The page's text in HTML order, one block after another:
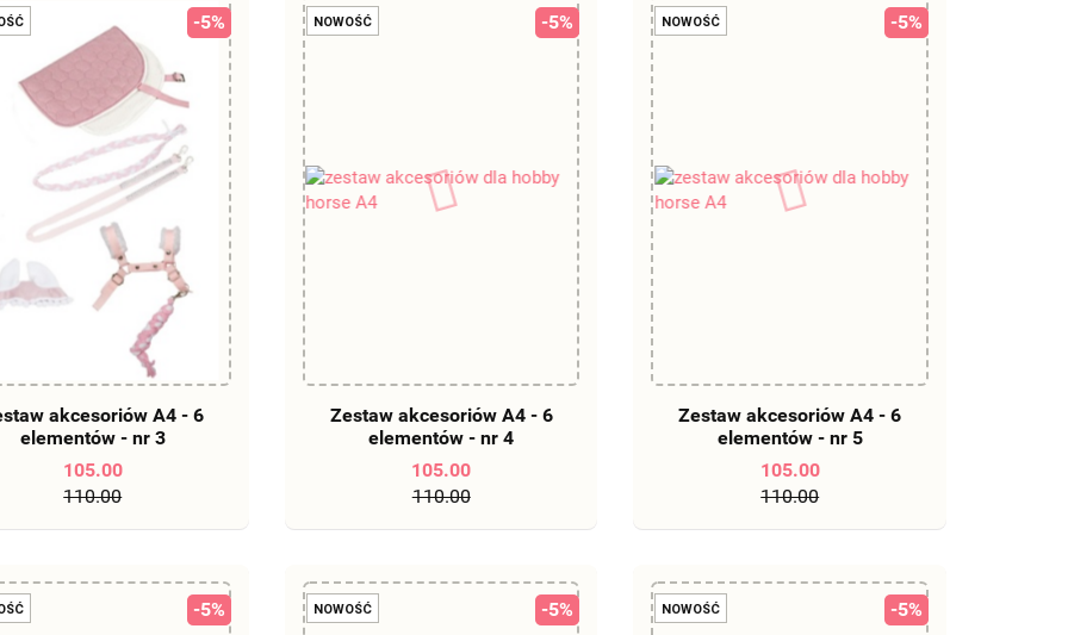
DO KOSZYKAakcesoriów A4 - 6
elementów - nr 3
105.00
-5%
110.00
NOWOŚĆ
DO KOSZYKA
Zestaw akcesoriów A4 - 6
elementów - nr 4
105.00
-5%
110.00
NOWOŚĆ
DO KOSZYKA
Zestaw akcesoriów A4 - 6
elementów - nr 5
105.00
-5%
110.00
-5% NOWOŚĆ -5% NOWOŚĆ -5%